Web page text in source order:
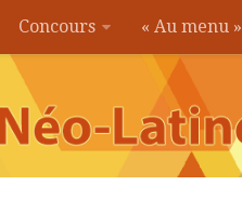
Concours « Au menu »